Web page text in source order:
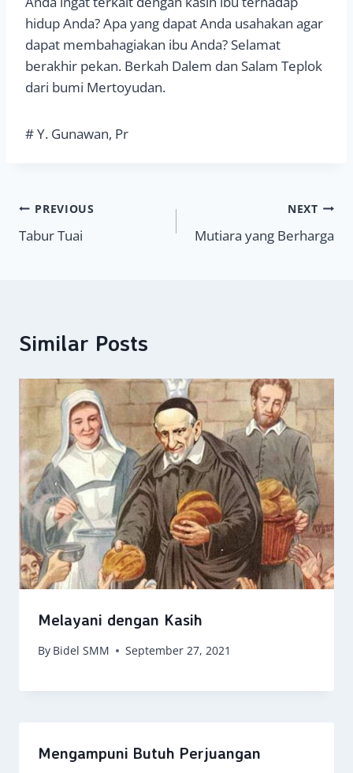
hidup Anda? Apa yang dapat Anda usahakan agar
dapat membahagiakan ibu Anda? Selamat
berakhir pekan. Berkah Dalem dan Salam Teplok
dari bumi Mertoyudan.
# Y. Gunawan, Pr
Navigasi
pos
PREVIOUS
Tabur Tuai
NEXT
Mutiara yang Berharga
Similar Posts
Melayani dengan Kasih
By Bidel SMM September 27, 2021
Mengampuni Butuh Perjuangan